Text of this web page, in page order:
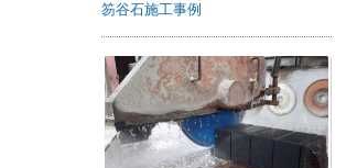
笏谷石施工事例